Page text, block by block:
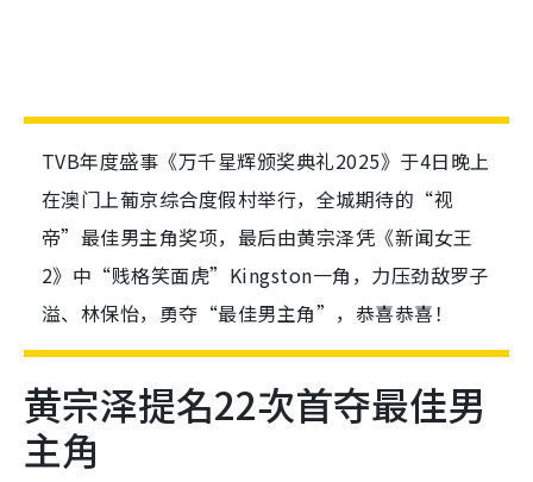
TVB年度盛事《万千星辉颁奖典礼2025》于4日晚上
在澳门上葡京综合度假村举行，全城期待的“视
帝”最佳男主角奖项，最后由黄宗泽凭《新闻女王
2》中“贱格笑面虎”Kingston一角，力压劲敌罗子
溢、林保怡，勇夺“最佳男主角”，恭喜恭喜！
黄宗泽提名22次首夺最佳男
主角